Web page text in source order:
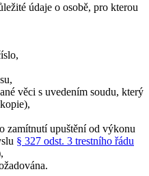
údaje o osobě, pro kterou
věci s uvedením soudu, který
zamítnutí upuštění od výkonu
§ 327 odst. 3 trestního řádu